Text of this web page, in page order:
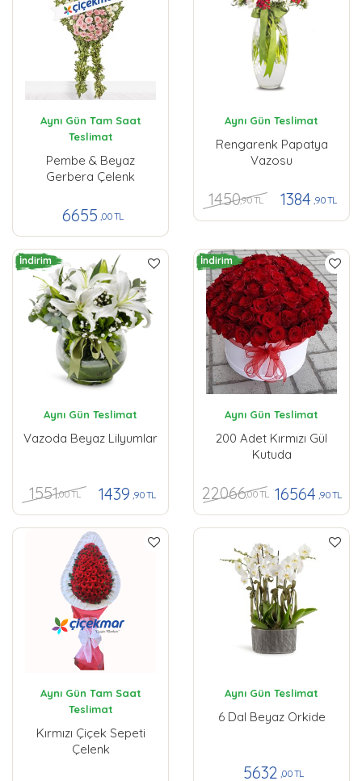
Aynı Gün Tam Saat
Teslimat
Pembe & Beyaz
Gerbera Çelenk
6655 ,00 TL
Aynı Gün Teslimat
Rengarenk Papatya
Vazosu
1450,90 TL 1384 ,90 TL
İndirim
Aynı Gün Teslimat
Vazoda Beyaz Lilyumlar
1551,00 TL 1439 ,90 TL
İndirim
Aynı Gün Teslimat
200 Adet Kırmızı Gül
Kutuda
22066,00 TL 16564 ,90 TL
Aynı Gün Tam Saat
Teslimat
Kırmızı Çiçek Sepeti
Çelenk
Aynı Gün Teslimat
6 Dal Beyaz Orkide
5632 ,00 TL